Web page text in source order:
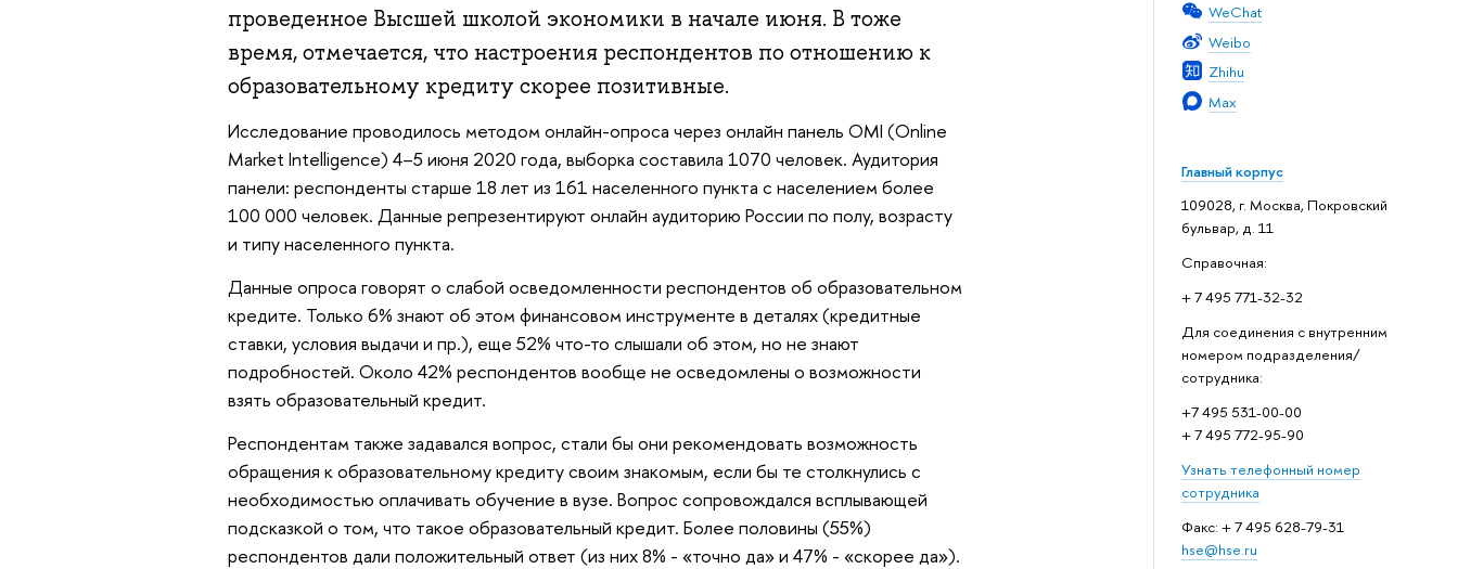
WeChat
Weibo
Zhihu
Max
Главный корпус
109028, г. Москва, Покровский
бульвар, д. 11
Справочная:
+ 7 495 771-32-32
Для соединения с внутренним
номером подразделения/
сотрудника:
+7 495 531-00-00
+ 7 495 772-95-90
Узнать телефонный номер
сотрудника
Факс: + 7 495 628-79-31
hse@hse.ru
проведенное Высшей школой экономики в начале июня. В тоже
время, отмечается, что настроения респондентов по отношению к
образовательному кредиту скорее позитивные.
Исследование проводилось методом онлайн-опроса через онлайн панель OMI (Online
Market Intelligence) 4–5 июня 2020 года, выборка составила 1070 человек. Аудитория
панели: респонденты старше 18 лет из 161 населенного пункта с населением более
100 000 человек. Данные репрезентируют онлайн аудиторию России по полу, возрасту
и типу населенного пункта.
Данные опроса говорят о слабой осведомленности респондентов об образовательном
кредите. Только 6% знают об этом финансовом инструменте в деталях (кредитные
ставки, условия выдачи и пр.), еще 52% что-то слышали об этом, но не знают
подробностей. Около 42% респондентов вообще не осведомлены о возможности
взять образовательный кредит.
Респондентам также задавался вопрос, стали бы они рекомендовать возможность
обращения к образовательному кредиту своим знакомым, если бы те столкнулись с
необходимостью оплачивать обучение в вузе. Вопрос сопровождался всплывающей
подсказкой о том, что такое образовательный кредит. Более половины (55%)
респондентов дали положительный ответ (из них 8% - «точно да» и 47% - «скорее да»).